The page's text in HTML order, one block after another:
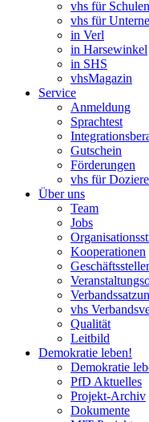
vhs für Schulen
vhs für
in Verl
in Harsewinkel
in SHS
vhsMagazin
Service
Anmeldung
Sprachtest
Gutschein
Förderungen
vhs für
Über uns
Team
Jobs
Kooperationen
vhs
Qualität
Leitbild
Demokratie leben!
Demokratie
PfD Aktuelles
Projekt-Archiv
Dokumente